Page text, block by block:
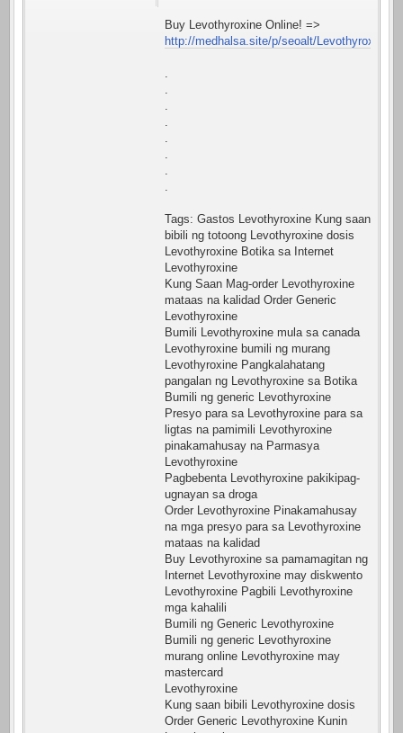
Buy Levothyroxine Online! =>
http://medhalsa.site/p/seoalt/
.
.
.
.
.
.
.
.
Tags: Gastos Levothyroxine Kung saan
bibili ng totoong Levothyroxine dosis
Levothyroxine Botika sa Internet
Levothyroxine
Kung Saan Mag-order Levothyroxine
mataas na kalidad Order Generic
Levothyroxine
Bumili Levothyroxine mula sa canada
Levothyroxine bumili ng murang
Levothyroxine Pangkalahatang
pangalan ng Levothyroxine sa Botika
Bumili ng generic Levothyroxine
Presyo para sa Levothyroxine para sa
ligtas na pamimili Levothyroxine
pinakamahusay na Parmasya
Levothyroxine
Pagbebenta Levothyroxine pakikipag-
ugnayan sa droga
Order Levothyroxine Pinakamahusay
na mga presyo para sa Levothyroxine
mataas na kalidad
Buy Levothyroxine sa pamamagitan ng
Internet Levothyroxine may diskwento
Levothyroxine Pagbili Levothyroxine
mga kahalili
Bumili ng Generic Levothyroxine
Bumili ng generic Levothyroxine
murang online Levothyroxine may
mastercard
Levothyroxine
Kung saan bibili Levothyroxine dosis
Order Generic Levothyroxine Kunin